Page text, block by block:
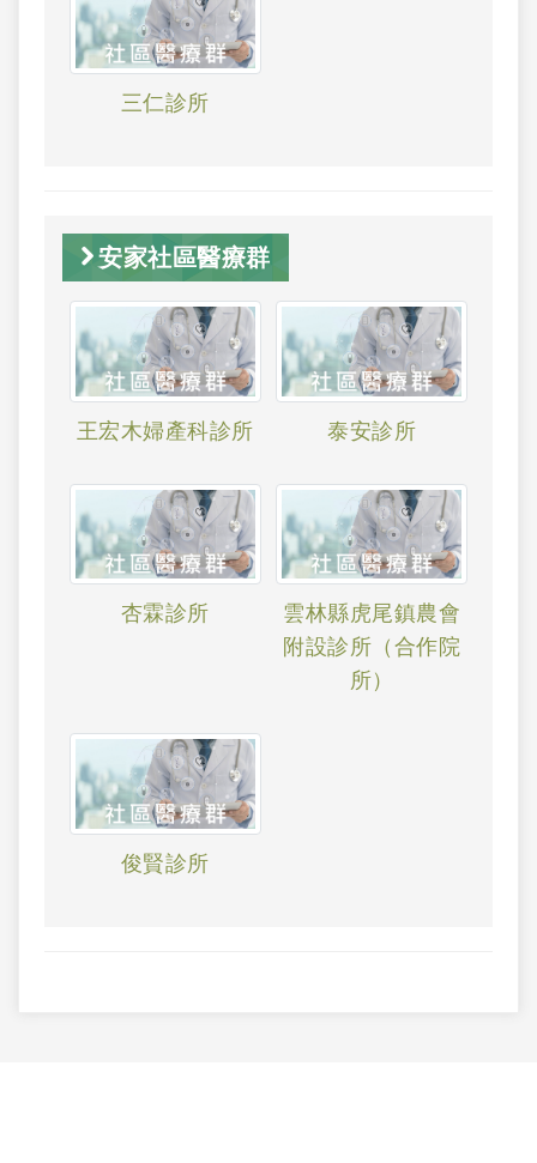
三仁診所
安家社區醫療群
王宏木婦產科診所 泰安診所
杏霖診所
雲林縣虎尾鎮農會
附設診所（合作院
所）
俊賢診所